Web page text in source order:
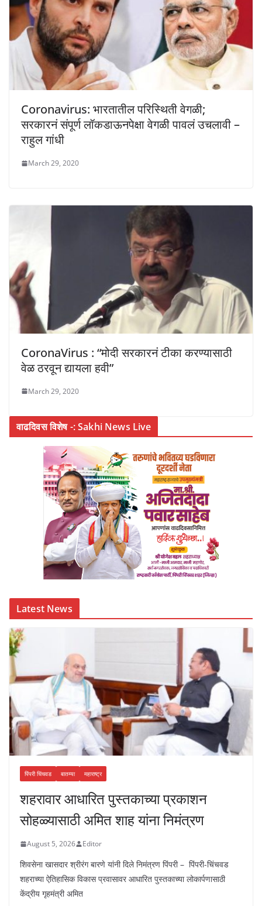
Coronavirus: भारतातील परिस्थिती वेगळी;
सरकारनं संपूर्ण लॉकडाऊनपेक्षा वेगळी पावलं उचलावी –
राहुल गांधी
March 29, 2020
CoronaVirus : “मोदी सरकारनं टीका करण्यासाठी
वेळ ठरवून द्यायला हवी”
March 29, 2020
वाढदिवस विशेष -: Sakhi News Live
Latest News
पिंपरी चिंचवड बातम्या महाराष्ट्र
शहरावार आधारित पुस्तकाच्या प्रकाशन
सोहळ्यासाठी अमित शाह यांना निमंत्रण
August 5, 2026 Editor
शिवसेना खासदार श्रीरंग बारणे यांनी दिले निमंत्रण पिंपरी – पिंपरी-चिंचवड
शहराच्या ऐतिहासिक विकास प्रवासावर आधारित पुस्तकाच्या लोकार्पणासाठी
केंद्रीय गृहमंत्री अमित